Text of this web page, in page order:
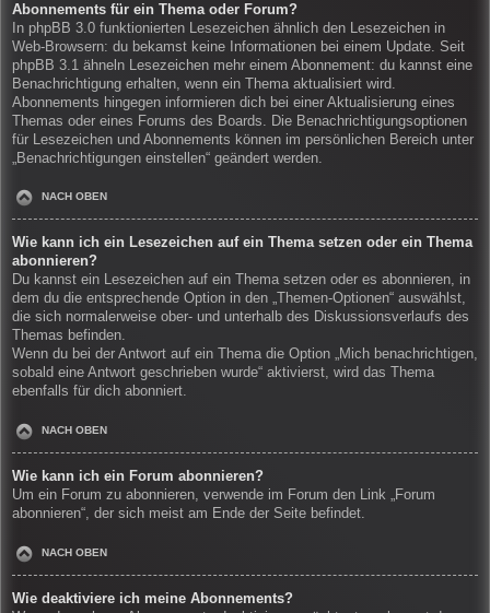
Abonnements für ein Thema oder Forum?
In phpBB 3.0 funktionierten Lesezeichen ähnlich den Lesezeichen in
Web-Browsern: du bekamst keine Informationen bei einem Update. Seit
phpBB 3.1 ähneln Lesezeichen mehr einem Abonnement: du kannst eine
Benachrichtigung erhalten, wenn ein Thema aktualisiert wird.
Abonnements hingegen informieren dich bei einer Aktualisierung eines
Themas oder eines Forums des Boards. Die Benachrichtigungsoptionen
für Lesezeichen und Abonnements können im persönlichen Bereich unter
„Benachrichtigungen einstellen“ geändert werden.
NACH OBEN
Wie kann ich ein Lesezeichen auf ein Thema setzen oder ein Thema
abonnieren?
Du kannst ein Lesezeichen auf ein Thema setzen oder es abonnieren, in
dem du die entsprechende Option in den „Themen-Optionen“ auswählst,
die sich normalerweise ober- und unterhalb des Diskussionsverlaufs des
Themas befinden.
Wenn du bei der Antwort auf ein Thema die Option „Mich benachrichtigen,
sobald eine Antwort geschrieben wurde“ aktivierst, wird das Thema
ebenfalls für dich abonniert.
NACH OBEN
Wie kann ich ein Forum abonnieren?
Um ein Forum zu abonnieren, verwende im Forum den Link „Forum
abonnieren“, der sich meist am Ende der Seite befindet.
NACH OBEN
Wie deaktiviere ich meine Abonnements?